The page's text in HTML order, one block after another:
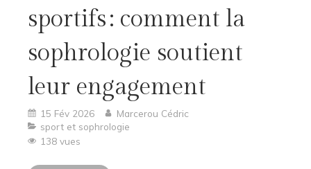
sportifs : comment la
sophrologie soutient
leur engagement
15 Fév 2026
Marcerou Cédric
sport et sophrologie
138 vues